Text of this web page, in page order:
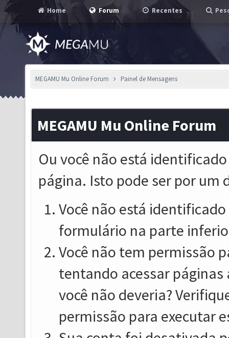
Home Forum Recentes
MEGAMU Mu Online Forum Painel de Mensagens
MEGAMU Mu Online Forum
Ou você não está
página. Isto pode ser por um
Você não está
formulário na parte
Você não tem permissão
tentando acessar
você não deveria?
permissão para executar